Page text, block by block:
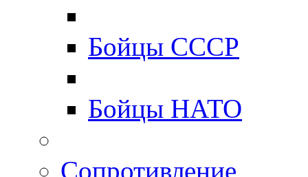
Бойцы СССР
Бойцы НАТО
Сопротивление